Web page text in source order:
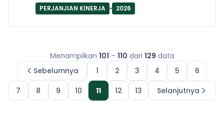
PERJANJIAN KINERJA • 2026
Menampilkan 101 – 110 dari 129 data
Sebelumnya
1 2 3 4 5
6
7
8 9 10 11 12 13 Selanjutnya